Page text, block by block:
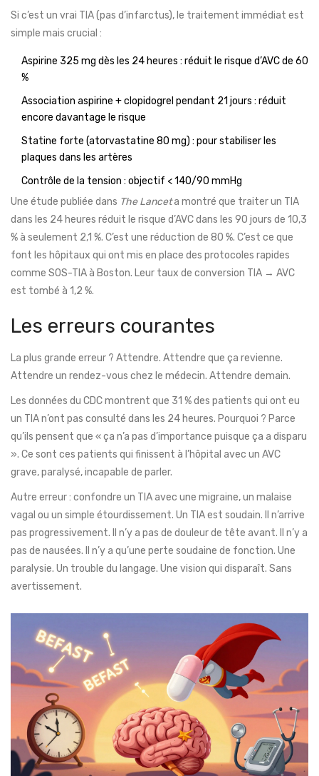
Si c’est un vrai TIA (pas d’infarctus), le traitement immédiat est
simple mais crucial :
Aspirine 325 mg dès les 24 heures : réduit le risque d’AVC de 60
%
Association aspirine + clopidogrel pendant 21 jours : réduit
encore davantage le risque
Statine forte (atorvastatine 80 mg) : pour stabiliser les
plaques dans les artères
Contrôle de la tension : objectif < 140/90 mmHg
Une étude publiée dans The Lanceta montré que traiter un TIA
dans les 24 heures réduit le risque d’AVC dans les 90 jours de 10,3
% à seulement 2,1 %. C’est une réduction de 80 %. C’est ce que
font les hôpitaux qui ont mis en place des protocoles rapides
comme SOS-TIA à Boston. Leur taux de conversion TIA → AVC
est tombé à 1,2 %.
Les erreurs courantes
La plus grande erreur ? Attendre. Attendre que ça revienne.
Attendre un rendez-vous chez le médecin. Attendre demain.
Les données du CDC montrent que 31 % des patients qui ont eu
un TIA n’ont pas consulté dans les 24 heures. Pourquoi ? Parce
qu’ils pensent que « ça n’a pas d’importance puisque ça a disparu
». Ce sont ces patients qui finissent à l’hôpital avec un AVC
grave, paralysé, incapable de parler.
Autre erreur : confondre un TIA avec une migraine, un malaise
vagal ou un simple étourdissement. Un TIA est soudain. Il n’arrive
pas progressivement. Il n’y a pas de douleur de tête avant. Il n’y a
pas de nausées. Il n’y a qu’une perte soudaine de fonction. Une
paralysie. Un trouble du langage. Une vision qui disparaît. Sans
avertissement.